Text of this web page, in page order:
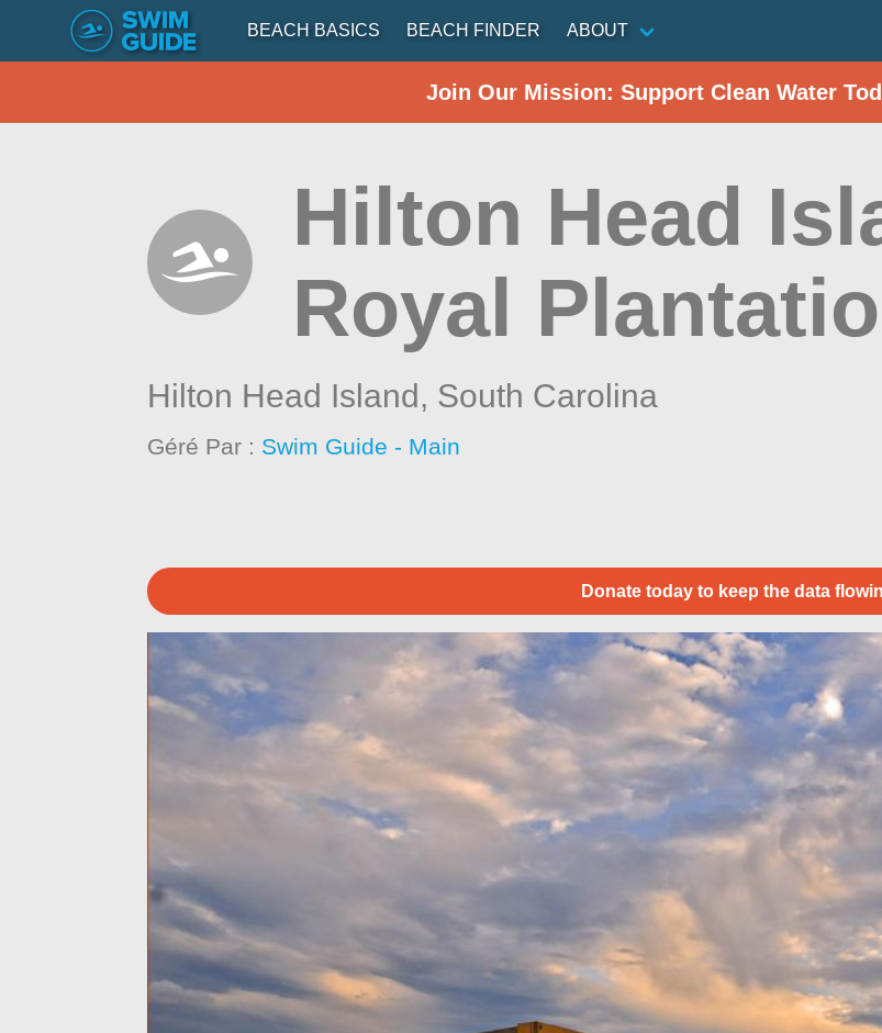
BEACH BASICS BEACH FINDER ABOUT
Join Our Mission: Support Clean Water
Hilton Head
Royal
Hilton Head Island, South Carolina
Géré Par : Swim Guide - Main
Donate today to keep the data